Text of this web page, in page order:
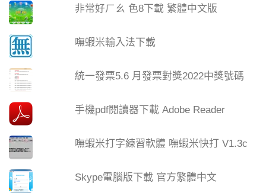
非常好ㄏㄠ 色8下載 繁體中文版
嘸蝦米輸入法下載
統一發票5.6 月發票對獎2022中獎號碼
手機pdf閱讀器下載 Adobe Reader
嘸蝦米打字練習軟體 嘸蝦米快打 V1.3c
Skype電腦版下載 官方繁體中文